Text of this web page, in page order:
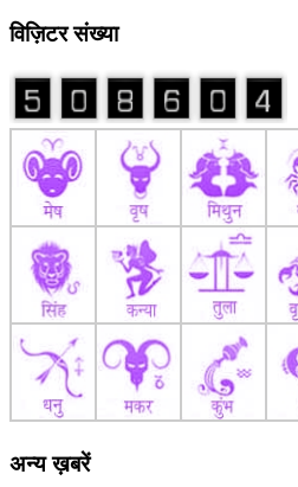
विज़िटर संख्या
अन्य ख़बरें